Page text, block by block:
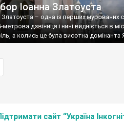
Іоанна Златоуста
Златоуста – одна із перших мурованих
дзвіниця і нині видніється в
а колись це була висотна домінанта
сайт “Україна